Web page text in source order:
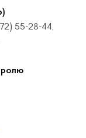
55-28-44,